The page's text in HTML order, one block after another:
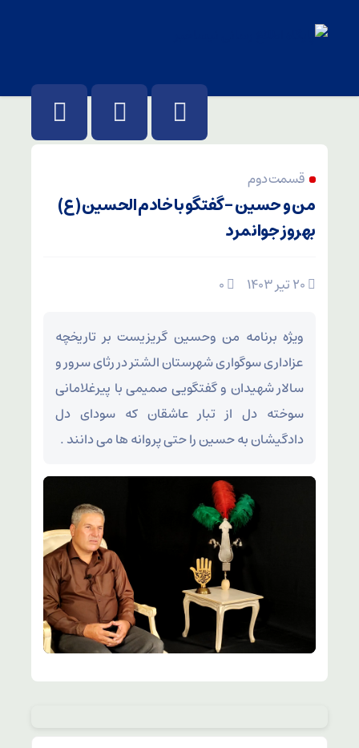
قسمت دوم
من و حسین – گفتگو با خادم الحسین (ع)
بهروز جوانمرد
۰
ویژه برنامه من وحسین گریزیست بر تاریخچه
عزاداری سوگواری شهرستان الشتر در رثای سرور و
سالار شهیدان و گفتگویی صمیمی با پیرغلامانی
سوخته دل از تبار عاشقان که سودای دل
دادگیشان به حسین را حتی پروانه ها می دانند .